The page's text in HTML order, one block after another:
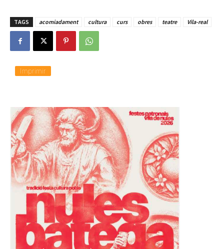
TAGS acomiadament cultura curs obres teatre Vila-real
Imprimir